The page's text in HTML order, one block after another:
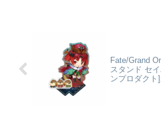
Fate/Grand
スタンド セ
ンプロダク